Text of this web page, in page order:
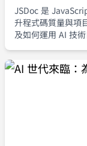
JSDoc 是
升程式碼質量與項
及如何運用 AI 技